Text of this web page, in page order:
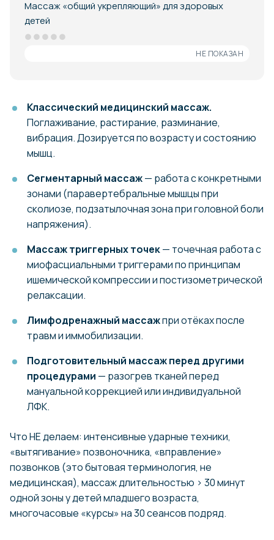
Массаж «общий укрепляющий» для здоровых
детей
●●●●●
НЕ ПОКАЗАН
Классический медицинский массаж.
Поглаживание, растирание, разминание,
вибрация. Дозируется по возрасту и состоянию
мышц.
Сегментарный массаж— работа с конкретными
зонами (паравертебральные мышцы при
сколиозе, подзатылочная зона при головной боли
напряжения).
Массаж триггерных точек— точечная работа с
миофасциальными триггерами по принципам
ишемической компрессии и постизометрической
релаксации.
Лимфодренажный массажпри отёках после
травм и иммобилизации.
Подготовительный массаж перед другими
процедурами — разогрев тканей перед
мануальной коррекцией или индивидуальной
ЛФК.
Что НЕ делаем: интенсивные ударные техники,
«вытягивание» позвоночника, «вправление»
позвонков (это бытовая терминология, не
медицинская), массаж длительностью > 30 минут
одной зоны у детей младшего возраста,
многочасовые «курсы» на 30 сеансов подряд.